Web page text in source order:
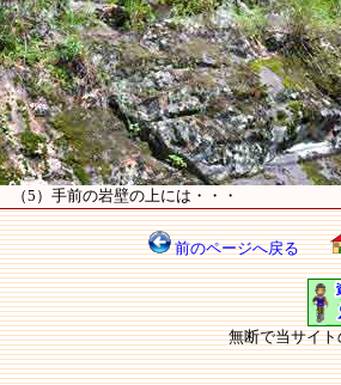
（5）手前の岩壁の上には・・・
前のページへ戻る
無断で当サイ